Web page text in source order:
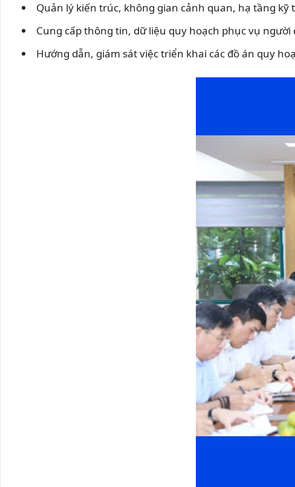
Quản lý kiến trúc, không gian cảnh quan, hạ tầng kỹ
Cung cấp thông tin, dữ liệu quy hoạch phục vụ
Hướng dẫn, giám sát việc triển khai các đồ án quy